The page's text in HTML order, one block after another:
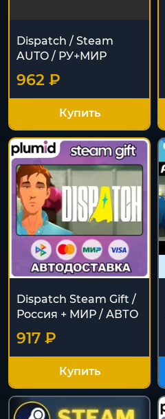
Dispatch / Steam
AUTO / РУ+МИР
962 ₽
Купить
Dispatch Steam Gift /
Россия + МИР / АВТО
917 ₽
Купить